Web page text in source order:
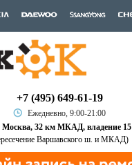
+7 (495) 649-61-19
Ежедневно, 9:00-21:00
Москва, 32 км МКАД, владение 15
Варшавского ш. и МКАД)